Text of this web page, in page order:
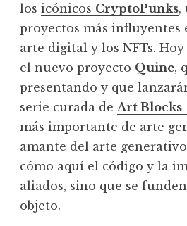
los icónicos CryptoPunks,
proyectos más influyentes
arte digital y los NFTs.
el nuevo proyecto Quine,
presentando y que
serie curada de Art Blocks
más importante de arte
amante del arte
cómo aquí el código y la
aliados, sino que se
objeto.